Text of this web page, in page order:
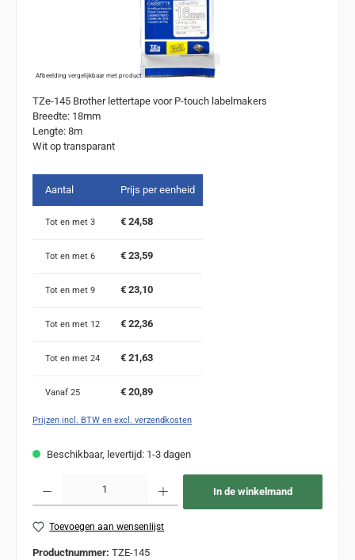
Afbeelding vergelijkbaar met product
TZe-145 Brother lettertape voor P-touch labelmakers
Breedte: 18mm
Lengte: 8m
Wit op transparant
Aantal Prijs per eenheid
Tot en met 3 € 24,58
Tot en met 6 € 23,59
Tot en met 9 € 23,10
Tot en met 12 € 22,36
Tot en met 24 € 21,63
Vanaf 25 € 20,89
Prijzen incl. BTW en excl. verzendkosten
Beschikbaar, levertijd: 1-3 dagen
In de winkelmand
Toevoegen aan wensenlijst
Productnummer: TZE-145